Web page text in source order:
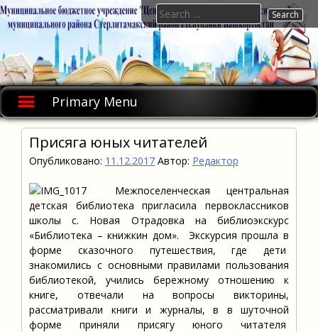
Skip
to
Primary Menu
Search
for:
Присяга юных читателей
Опубликовано: 11.12.2017 Автор: Редактор
Межпоселенческая центральная
детская библиотека пригласила первоклассников
школы с. Новая Отрадовка на библиоэкскурс
«Библиотека – книжкин дом». Экскурсия прошла в
форме сказочного путешествия, где дети
знакомились с основными правилами пользования
библиотекой, учились бережному отношению к
книге, отвечали на вопросы викторины,
рассматривали книги и журналы, в в шуточной
форме приняли присягу юного читателя